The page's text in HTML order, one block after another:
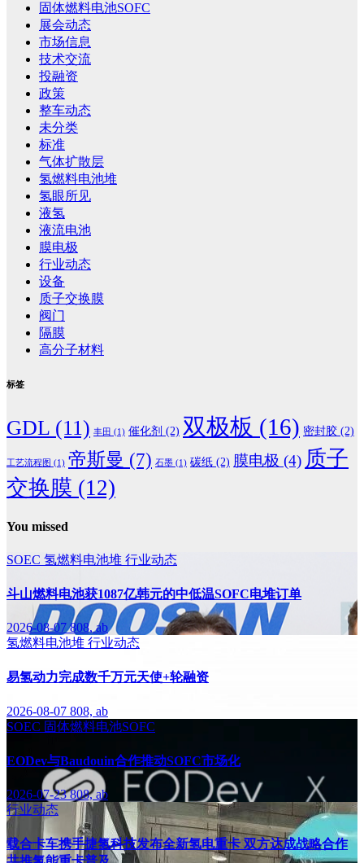
固体燃料电池SOFC
展会动态
市场信息
技术交流
投融资
政策
整车动态
未分类
标准
气体扩散层
氢燃料电池堆
氢眼所见
液氢
液流电池
膜电极
行业动态
设备
质子交换膜
阀门
隔膜
高分子材料
标签
GDL (11) 丰田 (1) 催化剂 (2) 双极板 (16) 密封胶 (2)
工艺流程图 (1) 帝斯曼 (7) 石墨 (1) 碳纸 (2) 膜电极 (4) 质子
交换膜 (12)
You missed
SOEC 氢燃料电池堆 行业动态
斗山燃料电池获1087亿韩元的中低温SOFC电堆订单
2026-08-07808, ab
氢燃料电池堆 行业动态
易氢动力完成数千万元天使+轮融资
2026-08-07 808, ab
SOEC 固体燃料电池SOFC
EODev与Baudouin合作推动SOFC市场化
2026-07-23808, ab
行业动态
载合卡车携手捷氢科技发布全新氢电重卡 双方达成战略合作